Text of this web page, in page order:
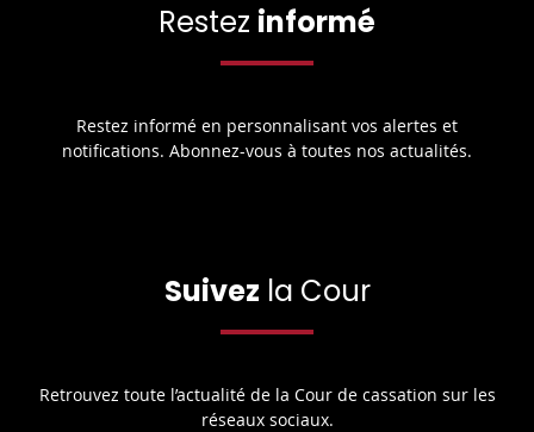
Restez informé
Restez informé en personnalisant vos alertes et
notifications. Abonnez-vous à toutes nos actualités.
Suivez la Cour
Retrouvez toute l’actualité de la Cour de cassation sur les
réseaux sociaux.